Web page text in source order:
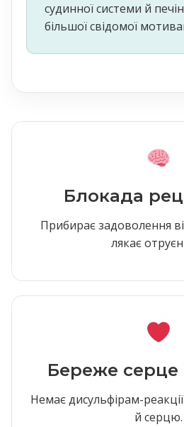
судинної системи й
більшої свідомої
Блокада
Прибирає задоволення
лякає
Береже серце
Немає дисульфірам-
й серцю.